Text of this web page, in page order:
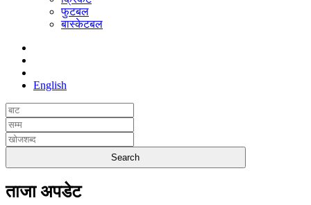
फुटबल
बास्केटबल
English
ताजा अपडेट